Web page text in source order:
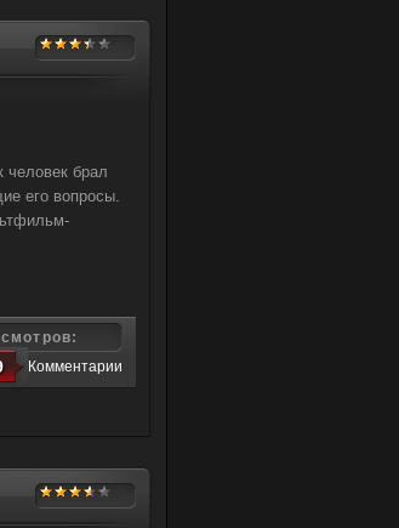
человек брал
его вопросы.
Комментарии